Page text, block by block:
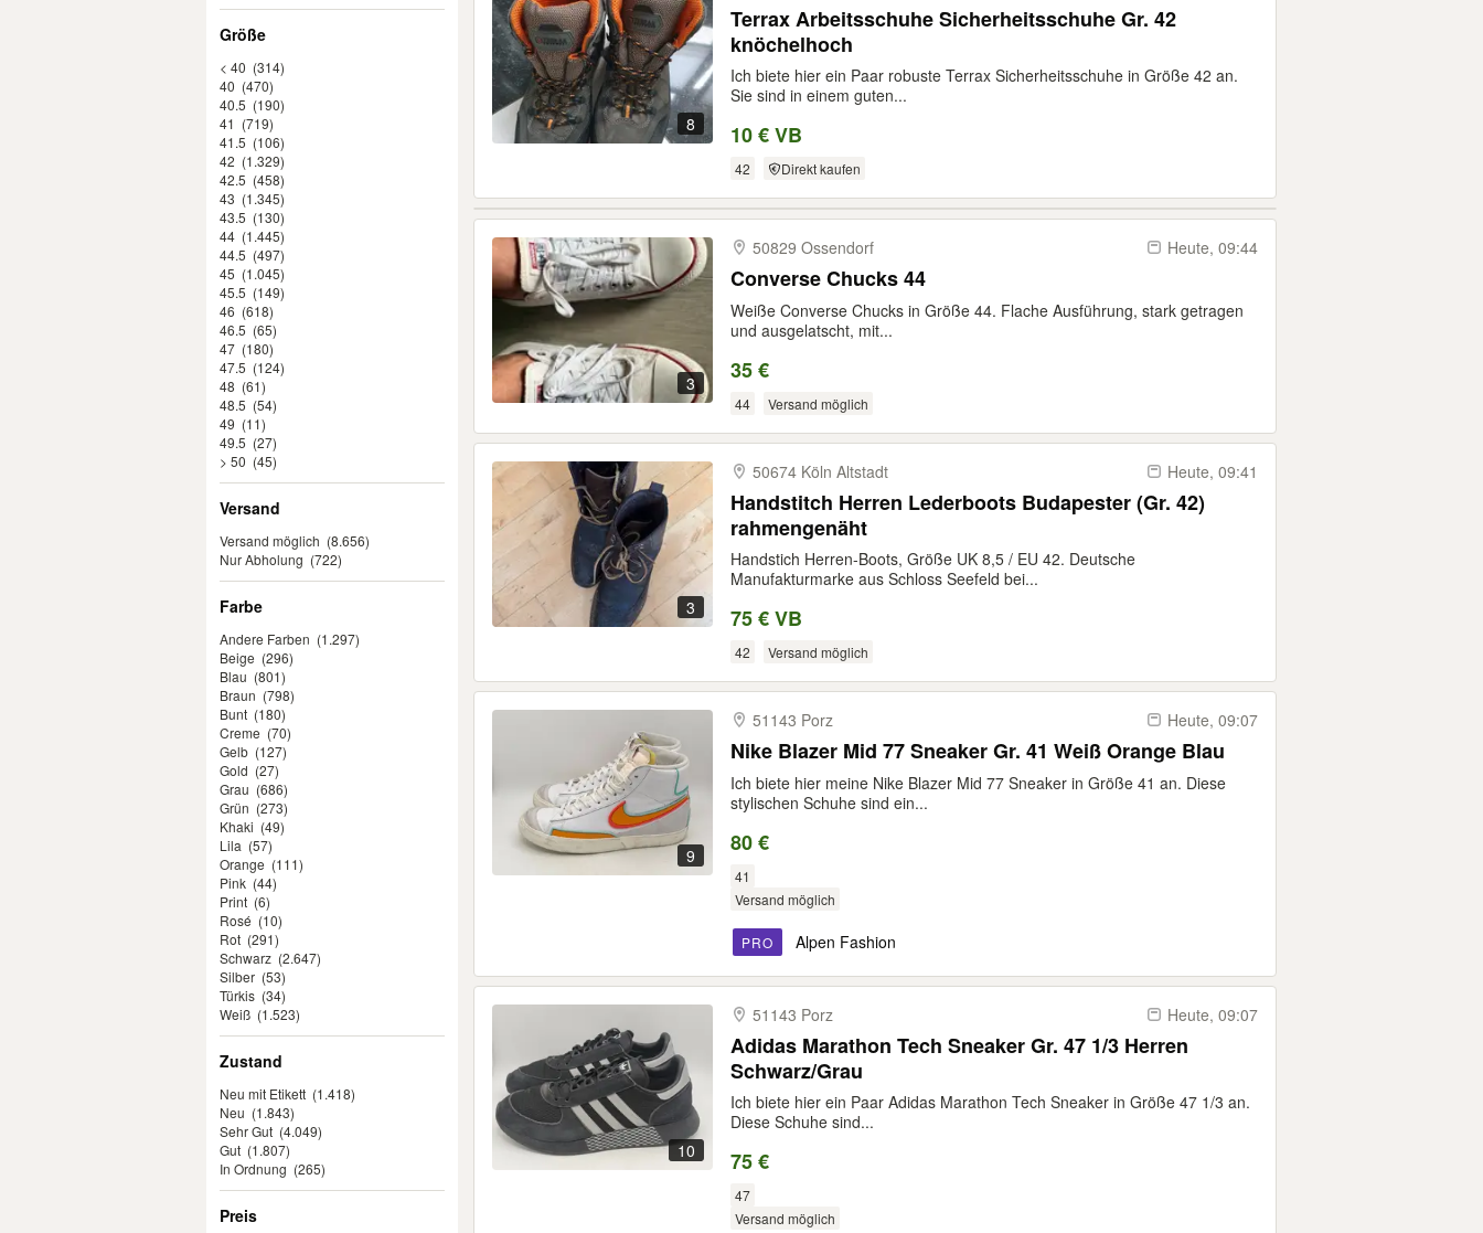
Größe
< 40 (314)
40 (470)
40.5 (190)
41 (719)
41.5 (106)
42 (1.329)
42.5 (458)
43 (1.345)
43.5 (130)
44 (1.445)
44.5 (497)
45 (1.045)
45.5 (149)
46 (618)
46.5 (65)
47 (180)
47.5 (124)
48 (61)
48.5 (54)
49 (11)
49.5 (27)
> 50 (45)
Versand
Versand möglich (8.656)
Nur Abholung (722)
Farbe
Andere Farben (1.297)
Beige (296)
Blau (801)
Braun (798)
Bunt (180)
Creme (70)
Gelb (127)
Gold (27)
Grau (686)
Grün (273)
Khaki (49)
Lila (57)
Orange (111)
Pink (44)
Print (6)
Rosé (10)
Rot (291)
Schwarz (2.647)
Silber (53)
Türkis (34)
Weiß (1.523)
Zustand
Neu mit Etikett (1.418)
Neu (1.843)
Sehr Gut (4.049)
Gut (1.807)
In Ordnung (265)
Preis
8
Terrax Arbeitsschuhe Sicherheitsschuhe Gr. 42
knöchelhoch
Ich biete hier ein Paar robuste Terrax Sicherheitsschuhe in Größe 42 an.
Sie sind in einem guten...
10 € VB
42 Direkt kaufen
3
50829 Ossendorf Heute, 09:44
Converse Chucks 44
Weiße Converse Chucks in Größe 44. Flache Ausführung, stark getragen
und ausgelatscht, mit...
35 €
44 Versand möglich
3
50674 Köln Altstadt Heute, 09:41
Handstitch Herren Lederboots Budapester (Gr. 42)
rahmengenäht
Handstich Herren-Boots, Größe UK 8,5 / EU 42. Deutsche
Manufakturmarke aus Schloss Seefeld bei...
75 € VB
42 Versand möglich
9
51143 Porz Heute, 09:07
Nike Blazer Mid 77 Sneaker Gr. 41 Weiß Orange Blau
Ich biete hier meine Nike Blazer Mid 77 Sneaker in Größe 41 an. Diese
stylischen Schuhe sind ein...
80 €
41
Versand möglich
PRO Alpen Fashion
10
51143 Porz Heute, 09:07
Adidas Marathon Tech Sneaker Gr. 47 1/3 Herren
Schwarz/Grau
Ich biete hier ein Paar Adidas Marathon Tech Sneaker in Größe 47 1/3 an.
Diese Schuhe sind...
75 €
47
Versand möglich